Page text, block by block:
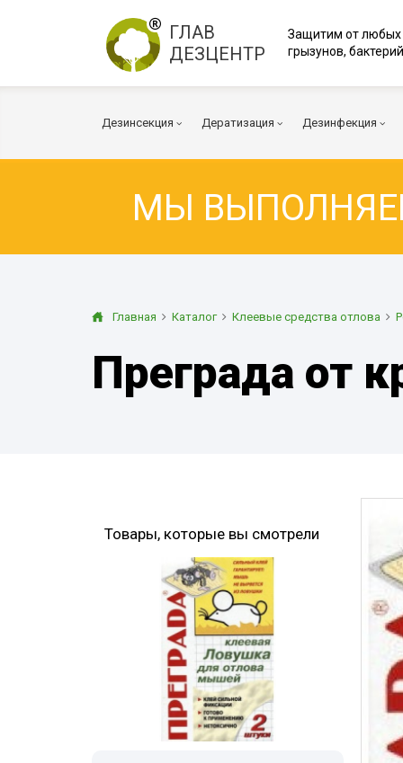
ГЛАВ
ДЕЗЦЕНТР
Защитим от любых
грызунов,
Дезинсекция
Тараканы
Осы
Огневка
Мошки
Гербицидная обработка Борщевик
Долгоносик
Точильщик
Дератизация
Мыши
Дератизация помещений
Дезинфекция
Вирусы и
Транспорт
При
заболеваниях
Обработка
Санитарная
Горячий туман
Туалеты и
Дезинфекция
МЫ
Главная Каталог Клеевые средства отлова
Преграда от
Товары, которые вы смотрели